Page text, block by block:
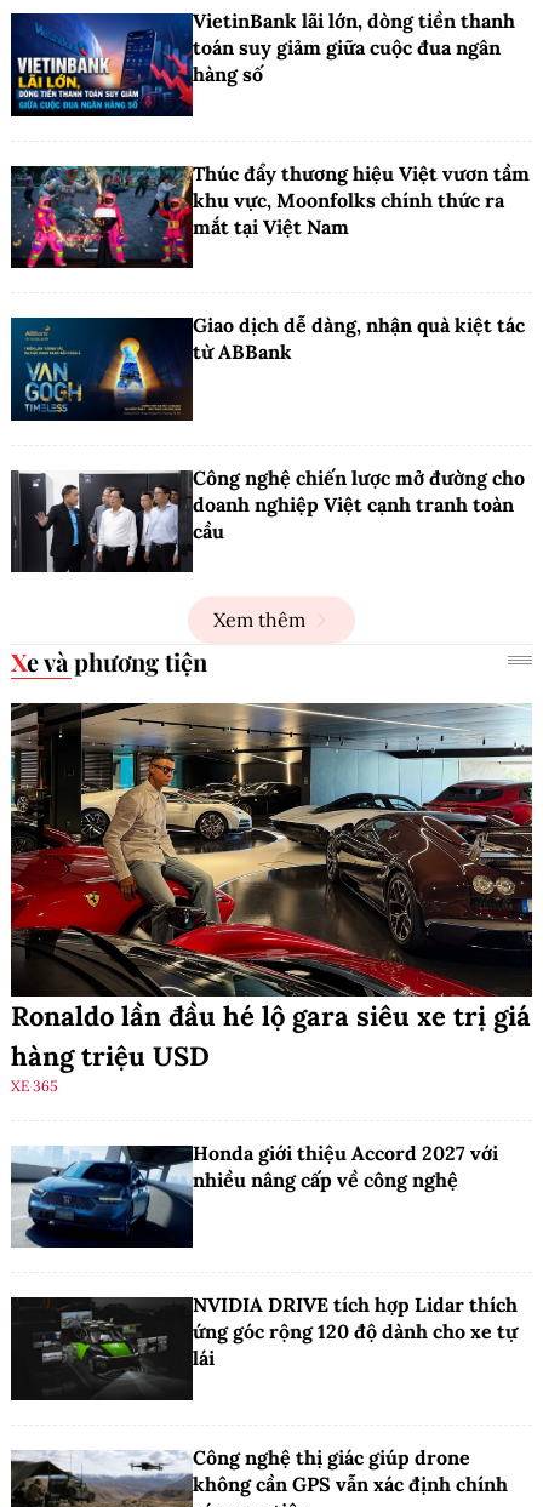
VietinBank lãi lớn, dòng tiền thanh
toán suy giảm giữa cuộc đua ngân
hàng số
Thúc đẩy thương hiệu Việt vươn tầm
khu vực, Moonfolks chính thức ra
mắt tại Việt Nam
Giao dịch dễ dàng, nhận quà kiệt tác
từ ABBank
Công nghệ chiến lược mở đường cho
doanh nghiệp Việt cạnh tranh toàn
cầu
Xem thêm
Xe và phương tiện
Ronaldo lần đầu hé lộ gara siêu xe trị giá
hàng triệu USD
XE 365
Honda giới thiệu Accord 2027 với
nhiều nâng cấp về công nghệ
NVIDIA DRIVE tích hợp Lidar thích
ứng góc rộng 120 độ dành cho xe tự
lái
Công nghệ thị giác giúp drone
không cần GPS vẫn xác định chính